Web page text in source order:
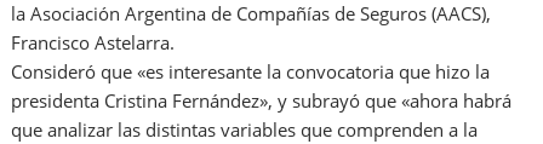
la Asociación Argentina de Compañías de Seguros (AACS),
Francisco Astelarra.
Consideró que «es interesante la convocatoria que hizo la
presidenta Cristina Fernández», y subrayó que «ahora habrá
que analizar las distintas variables que comprenden a la